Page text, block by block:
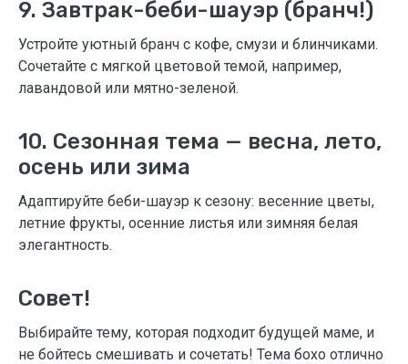
9. Завтрак-беби-шауэр (бранч!)
Устройте уютный бранч с кофе, смузи и блинчиками.
Сочетайте с мягкой цветовой темой, например,
лавандовой или мятно-зеленой.
10. Сезонная тема — весна, лето,
осень или зима
Адаптируйте беби-шауэр к сезону: весенние цветы,
летние фрукты, осенние листья или зимняя белая
элегантность.
Совет!
Выбирайте тему, которая подходит будущей маме, и
не бойтесь смешивать и сочетать! Тема бохо отлично